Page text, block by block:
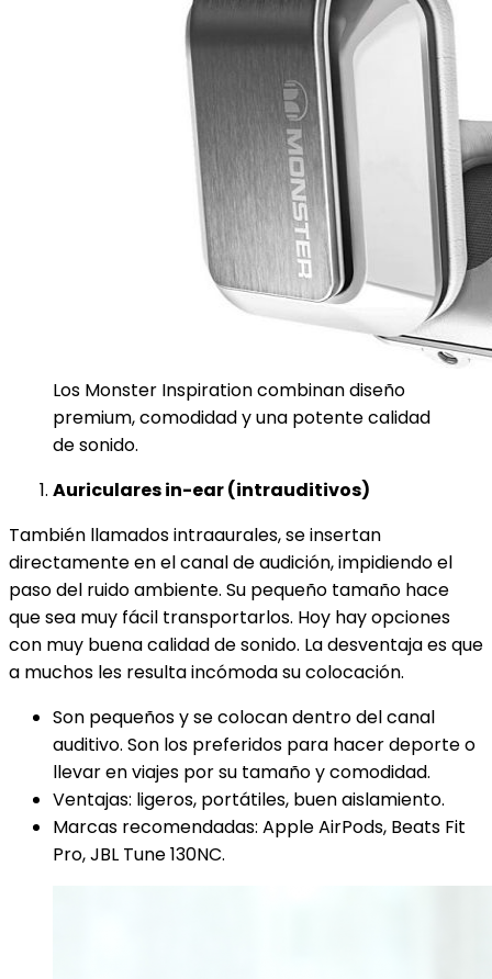
Los Monster Inspiration combinan diseño
premium, comodidad y una potente calidad
de sonido.
Auriculares in-ear (intrauditivos)
También llamados intraaurales, se insertan
directamente en el canal de audición, impidiendo el
paso del ruido ambiente. Su pequeño tamaño hace
que sea muy fácil transportarlos. Hoy hay opciones
con muy buena calidad de sonido. La desventaja es que
a muchos les resulta incómoda su colocación.
Son pequeños y se colocan dentro del canal
auditivo. Son los preferidos para hacer deporte o
llevar en viajes por su tamaño y comodidad.
Ventajas: ligeros, portátiles, buen aislamiento.
Marcas recomendadas: Apple AirPods, Beats Fit
Pro, JBL Tune 130NC.